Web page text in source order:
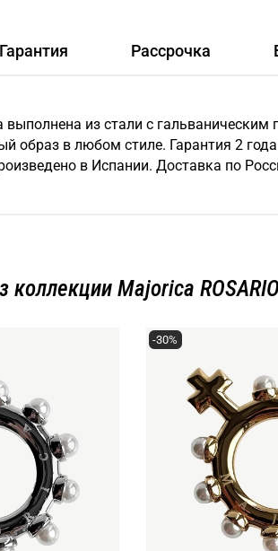
Гарантия Рассрочка
из стали с
образ в любом стиле. Гарантия 2
в Испании. Доставка по
коллекции Majorica ROSARIO
-30%